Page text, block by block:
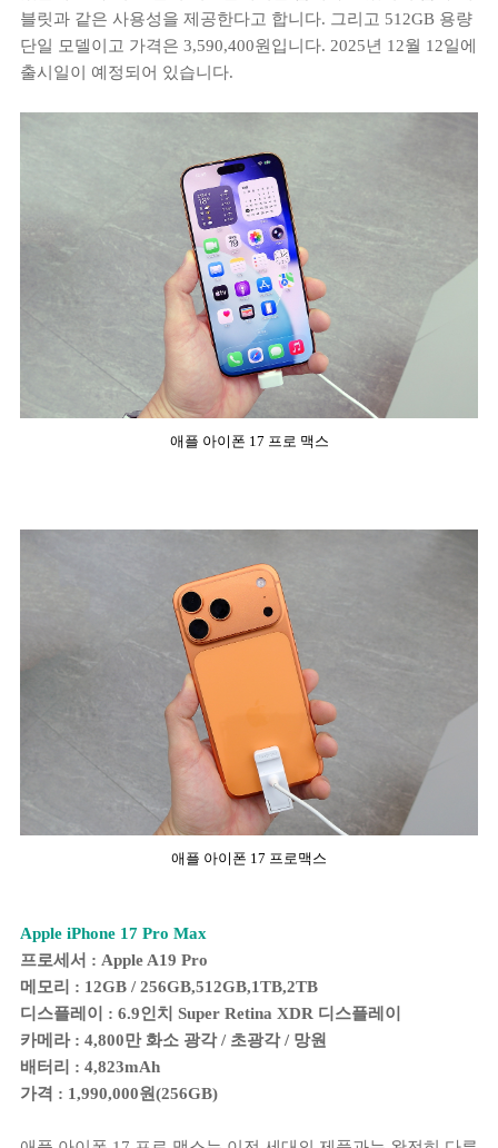
블릿과 같은 사용성을 제공한다고 합니다. 그리고 512GB 용량
단일 모델이고 가격은 3,590,400원입니다. 2025년 12월 12일에
출시일이 예정되어 있습니다.
애플 아이폰 17 프로 맥스
애플 아이폰 17 프로맥스
Apple iPhone 17 Pro Max
프로세서 : Apple A19 Pro
메모리 : 12GB / 256GB,512GB,1TB,2TB
디스플레이 : 6.9인치 Super Retina XDR 디스플레이
카메라 : 4,800만 화소 광각 / 초광각 / 망원
배터리 : 4,823mAh
가격 : 1,990,000원(256GB)